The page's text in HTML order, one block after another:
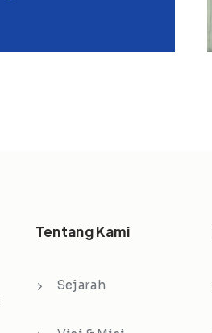
Tentang Kami
Sejarah